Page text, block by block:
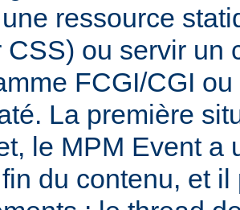
ressource
CSS) ou servir un
FCGI/CGI
La première
le MPM Event a
du contenu, et